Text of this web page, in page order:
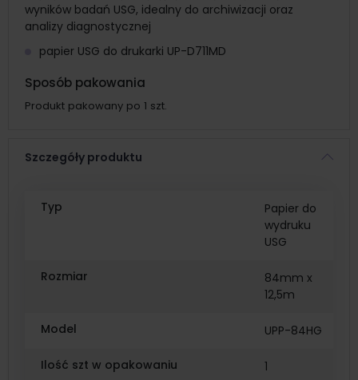
wyników badań USG, idealny do archiwizacji oraz
analizy diagnostycznej
papier USG do drukarki UP-D711MD
Sposób pakowania
Produkt pakowany po 1 szt.
Szczegóły produktu
Typ
Papier do
wydruku
USG
Rozmiar
84mm x
12,5m
Model UPP-84HG
Ilość szt w opakowaniu 1